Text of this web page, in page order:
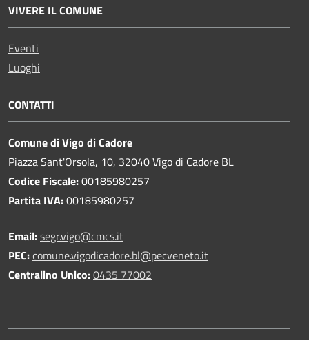
VIVERE IL COMUNE
Eventi
Luoghi
CONTATTI
Comune di Vigo di Cadore
Piazza Sant'Orsola, 10, 32040 Vigo di Cadore BL
Codice Fiscale:00185980257
Partita IVA:00185980257
Email:segr.vigo@cmcs.it
PEC:comune.vigodicadore.bl@pecveneto.it
Centralino Unico:0435 77002